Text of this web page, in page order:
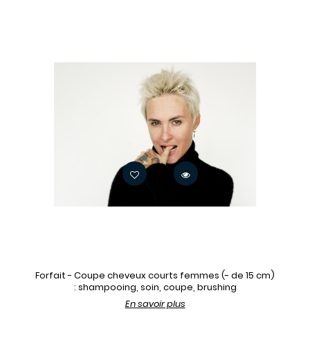
Forfait - Coupe cheveux courts femmes (- de 15 cm)
: shampooing, soin, coupe, brushing
En savoir plus